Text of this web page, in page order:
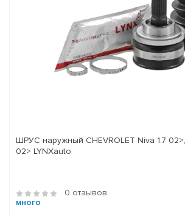
ШРУС наружный CHEVROLET Niva 1.7 02>,
02> LYNXauto
0 отзывов
много